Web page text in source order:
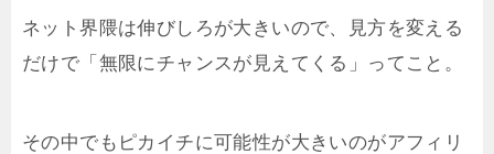
ネット界隈は伸びしろが大きいので、見方を変える
だけで「無限にチャンスが見えてくる」ってこと。
その中でもピカイチに可能性が大きいのがアフィリ